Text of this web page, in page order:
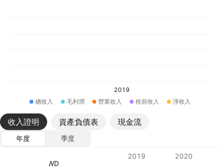
2019
總收入
毛利潤 營業收入 稅前收入 淨收入
收入證明 資產負債表 現金流
年度
季度
貨幣：TWD
2019 2020